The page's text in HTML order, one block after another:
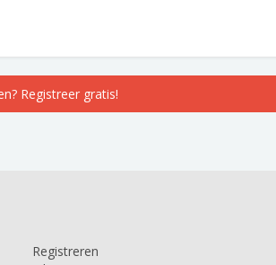
Registreer gratis!
Registreren